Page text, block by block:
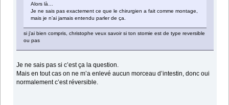
Alors là…
Je ne sais pas exactement ce que le chirurgien a fait comme montage,
mais je n’ai jamais entendu parler de ça.
si j'ai bien compris, christophe veux savoir si ton stomie est de type reversible
ou pas
Je ne sais pas si c’est ça la question.
Mais en tout cas on ne m’a enlevé aucun morceau d’intestin, donc oui
normalement c’est réversible.